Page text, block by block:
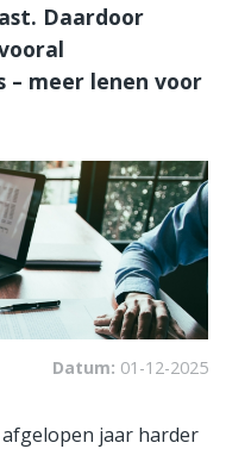
Daardoor
– meer lenen voor
Datum: 01-12-2025
jaar harder